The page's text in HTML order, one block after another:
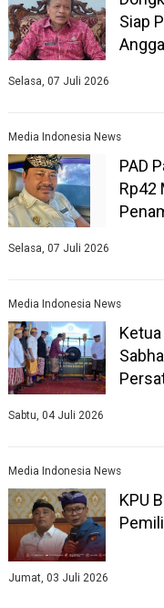
Siap
Selasa, 07 Juli 2026
Media Indonesia News
PAD
Rp42
Selasa, 07 Juli 2026
Media Indonesia News
Sabtu, 04 Juli 2026
Media Indonesia News
KPU
Jumat, 03 Juli 2026